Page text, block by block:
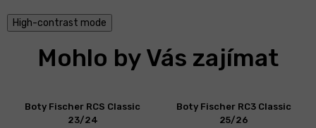
High-contrast mode
Mohlo by Vás zajímat
Boty Fischer RCS Classic
23/24
Boty Fischer RC3 Classic
25/26